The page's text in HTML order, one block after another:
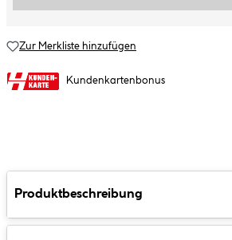
Zur Merkliste hinzufügen
Kundenkartenbonus
Produktbeschreibung